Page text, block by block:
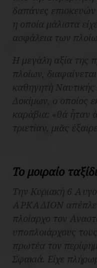
δαπάνες
η οποία μάλιστα
ασφάλεια των
Η μεγάλη αξία της
πλοίων,
καθηγητή Ναυτικής
Δοκίμων, ο οποίος
καράβια: « θά ἦταν
τριετίαν, μιᾶς
Το μοιραίο
Την Κυριακή 6
ΑΡΚΑΔΙΟΝ
πλοίαρχο τον
υποπλοιάρχους
πρωτέα τον
Σφακιά. Είχε